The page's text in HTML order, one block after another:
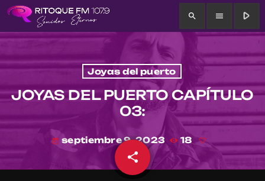
search menu play_arrow
Joyas del puerto
JOYAS DEL PUERTO CAPÍTULO
03:
today septiembre 9, 2023 18
share
email